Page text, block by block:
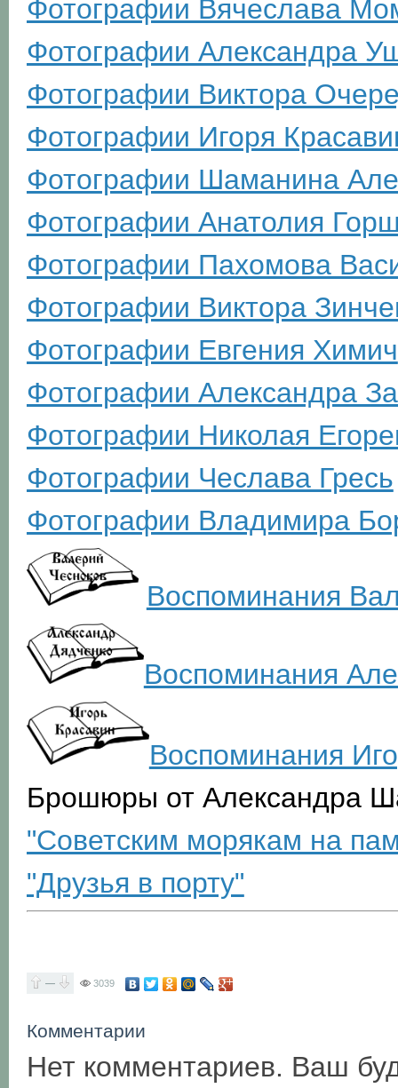
Фотографии Вячеслава
Фотографии Александра
Фотографии Виктора
Фотографии Игоря
Фотографии Шаманина
Фотографии Анатолия
Фотографии Пахомова
Фотографии Виктора
Фотографии Евгения Химич
Фотографии Александра
Фотографии Николая
Фотографии Чеслава Гресь
Фотографии Владимира
Воспоминания
Воспоминания
Воспоминания
Брошюры от Александра
"Советским морякам на
"Друзья в порту"
— 3039
Комментарии
Нет комментариев. Ваш